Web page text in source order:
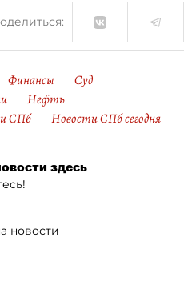
Финансы
Суд
Нефть
СПб Новости СПб сегодня
здесь
новости